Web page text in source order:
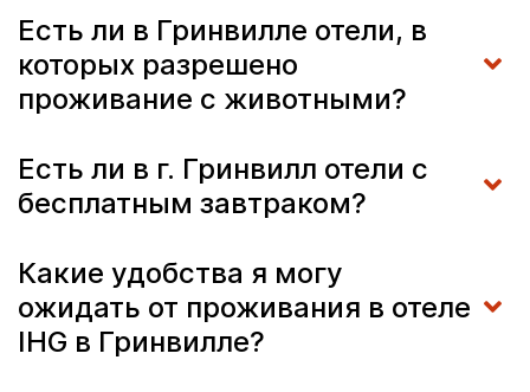
Есть ли в Гринвилле отели, в
которых разрешено
проживание с животными?
Есть ли в г. Гринвилл отели с
бесплатным завтраком?
Какие удобства я могу
ожидать от проживания в отеле
IHG в Гринвилле?